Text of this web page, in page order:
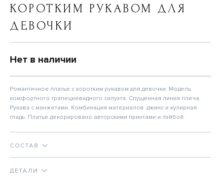
КОРОТКИМ РУКАВОМ ДЛЯ
ДЕВОЧКИ
Нет в наличии
Романтичное платье с коротким рукавом для девочки. Модель
комфортного трапециевидного силуэта. Спущенная линия плеча.
Рукава с манжетами. Комбинация материалов: джинс и кулирная
гладь. Платье декорировано авторскими принтами и лэйбой.
СОСТАВ
ДЕТАЛИ